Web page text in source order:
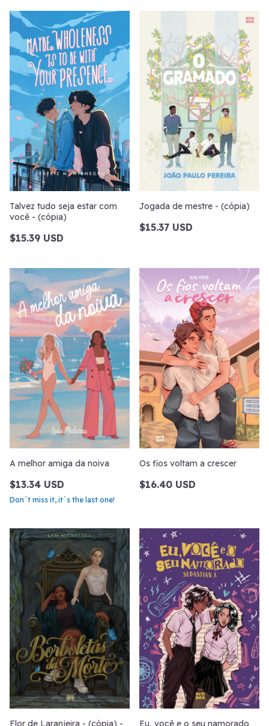
Talvez tudo seja estar com
você - (cópia)
$15.39 USD
Jogada de mestre - (cópia)
$15.37 USD
A melhor amiga da noiva
$13.34 USD
Don´t miss it, it´s the last one!
Os fios voltam a crescer
$16.40 USD
Flor de Laranjeira - (cópia) - Eu, você e o seu namorado